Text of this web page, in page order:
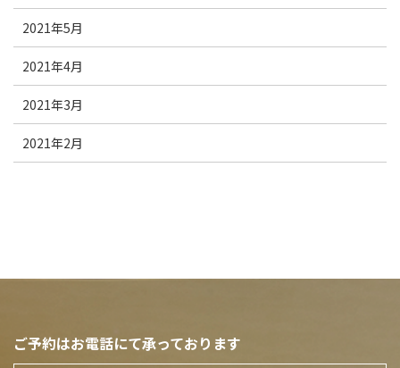
2021年5月
2021年4月
2021年3月
2021年2月
ご予約はお電話にて承っております